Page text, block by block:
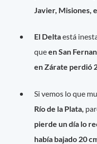
Javier, Misiones,
El Deltaestá
queen San
en Zárate perdió
Si vemos lo que
Río de la Plata,
pierde un día lo
había bajado 20